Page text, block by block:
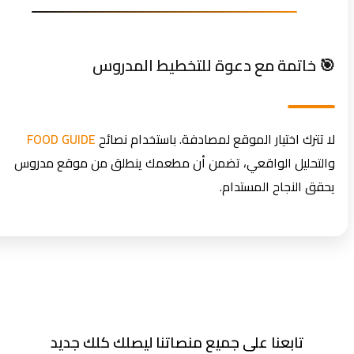
🎯 خاتمة مع دعوة للتخطيط المدروس
لا تترك اختيار الموقع لمصادفة. باستخدام نصائحFOOD GUIDE
والتحليل الواقعي، تضمن أن مطعمك ينطلق من موقع مدروس
يحقق النجاح المستدام.
تابعنا على جميع منصاتنا ليصلك كلك جديد